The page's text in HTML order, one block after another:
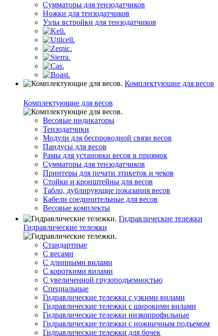
Сумматоры для тензодатчиков
Ножки для тензодатчиков
Узлы встройки для тензодатчиков
Комплектующие для весов
Комплектующие для весов
Весовые индикаторы
Тензодатчики
Модули для беспроводной связи весов
Пандусы для весов
Рамы для установки весов в приямок
Сумматоры для тензодатчиков
Принтеры для печати этикеток и чеков
Стойки и кронштейны для весов
Табло, дублирующие показания весов
Кабели соединительные для весов
Весовые комплекты
Гидравлические тележки
Гидравлические тележки
Стандартные
С весами
С длинными вилами
С короткими вилами
С увеличенной грузоподъемностью
Специальные
Гидравлические тележки с узкими вилами
Гидравлические тележки с широкими вилами
Гидравлические тележки низкопрофильные
Гидравлические тележки с ножничным подъемом
Гидравлические тележки для бочек